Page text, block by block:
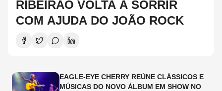
RIBEIRÃO VOLTA A SORRIR
COM AJUDA DO JOÃO ROCK
EAGLE-EYE CHERRY REÚNE CLÁSSICOS E
MÚSICAS DO NOVO ÁLBUM EM SHOW NO